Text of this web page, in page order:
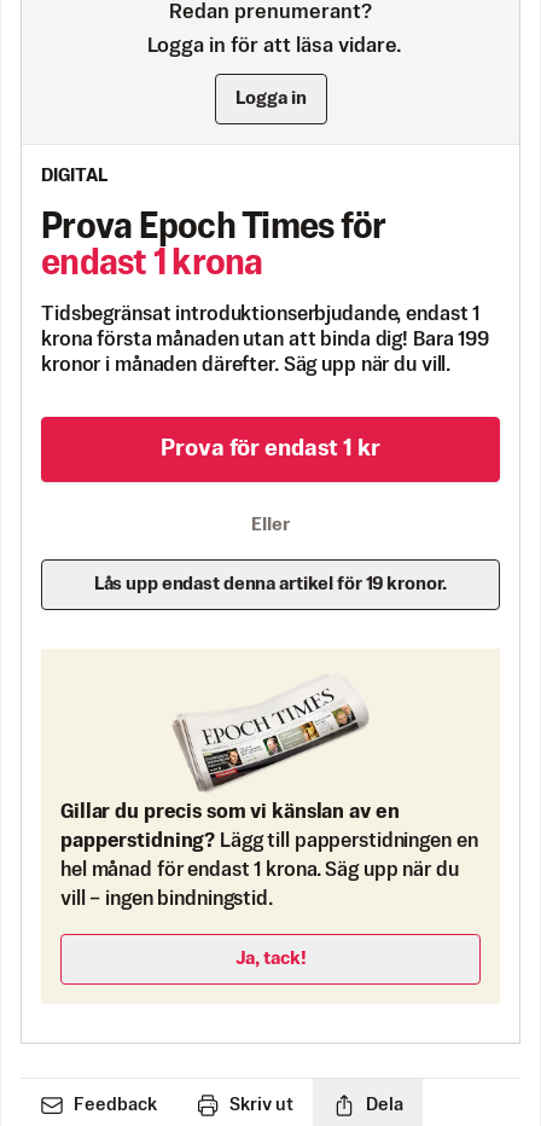
Redan prenumerant?
Logga in för att läsa vidare.
Logga in
DIGITAL
Prova Epoch Times för
endast 1 krona
Tidsbegränsat introduktionserbjudande, endast 1
krona första månaden utan att binda dig! Bara 199
kronor i månaden därefter. Säg upp när du vill.
Prova för endast 1 kr
Eller
Lås upp endast denna artikel för 19 kronor.
Gillar du precis som vi känslan av en
papperstidning? Lägg till papperstidningen en
hel månad för endast 1 krona. Säg upp när du
vill – ingen bindningstid.
Ja, tack!
Feedback Skriv ut Dela